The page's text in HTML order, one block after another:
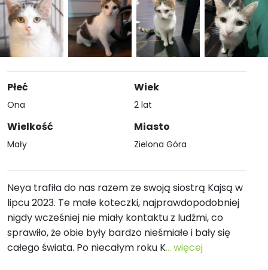
Płeć
Ona
Wielkość
Mały
Wiek
2 lat
Miasto
Zielona Góra
Neya trafiła do nas razem ze swoją siostrą Kajsą w
lipcu 2023. Te małe koteczki, najprawdopodobniej
nigdy wcześniej nie miały kontaktu z ludźmi, co
sprawiło, że obie były bardzo nieśmiałe i bały się
całego świata. Po niecałym roku K... więcej